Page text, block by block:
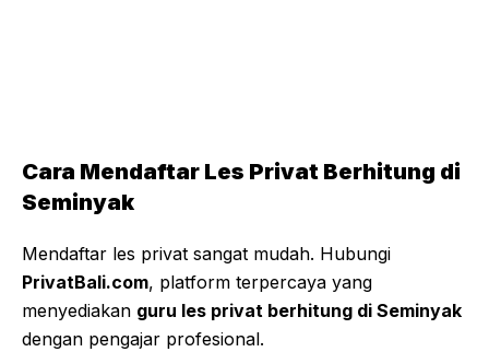
Cara Mendaftar Les Privat Berhitung di
Seminyak
Mendaftar les privat sangat mudah. Hubungi
PrivatBali.com, platform terpercaya yang
menyediakan guru les privat berhitung di Seminyak
dengan pengajar profesional.